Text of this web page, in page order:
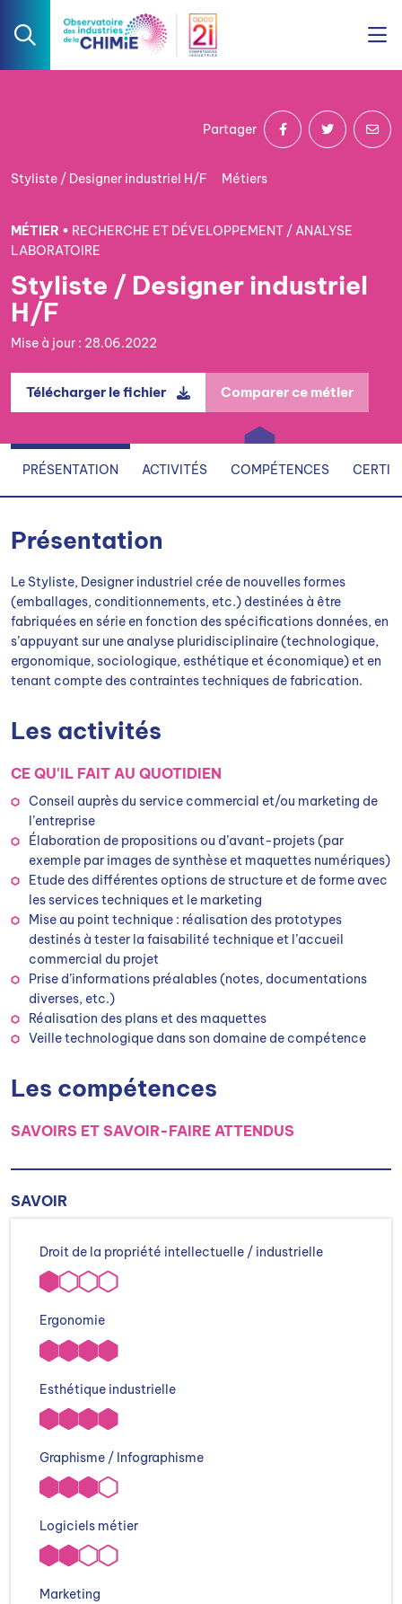
Styliste / Designer industriel H/F Métiers
MÉTIER • RECHERCHE ET DÉVELOPPEMENT / ANALYSE
LABORATOIRE
Styliste / Designer industriel
H/F
Mise à jour : 28.06.2022
Télécharger le fichier Comparer ce métier
Partager
PRÉSENTATION ACTIVITÉS COMPÉTENCES
Présentation
Le Styliste, Designer industriel crée de nouvelles formes
(emballages, conditionnements, etc.) destinées à être
fabriquées en série en fonction des spécifications données, en
s’appuyant sur une analyse pluridisciplinaire (technologique,
ergonomique, sociologique, esthétique et économique) et en
tenant compte des contraintes techniques de fabrication.
Les activités
CE QU'IL FAIT AU QUOTIDIEN
Conseil auprès du service commercial et/ou marketing de
l’entreprise
Élaboration de propositions ou d’avant-projets (par
exemple par images de synthèse et maquettes numériques)
Etude des différentes options de structure et de forme avec
les services techniques et le marketing
Mise au point technique : réalisation des prototypes
destinés à tester la faisabilité technique et l’accueil
commercial du projet
Prise d’informations préalables (notes, documentations
diverses, etc.)
Réalisation des plans et des maquettes
Veille technologique dans son domaine de compétence
Les compétences
SAVOIRS ET SAVOIR-FAIRE ATTENDUS
SAVOIR
Droit de la propriété intellectuelle / industrielle
Ergonomie
Esthétique industrielle
Graphisme / Infographisme
Logiciels métier
Marketing